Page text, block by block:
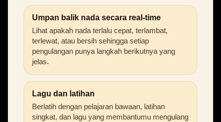
Umpan balik nada secara real-time
Lihat apakah nada terlalu cepat, terlambat,
terlewat, atau bersih sehingga setiap
pengulangan punya langkah berikutnya yang
jelas.
Lagu dan latihan
Berlatih dengan pelajaran bawaan, latihan
singkat, dan lagu yang membantumu mengulang